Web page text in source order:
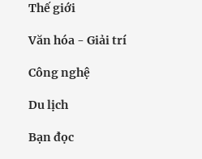
Thế giới
Văn hóa - Giải trí
Công nghệ
Du lịch
Bạn đọc